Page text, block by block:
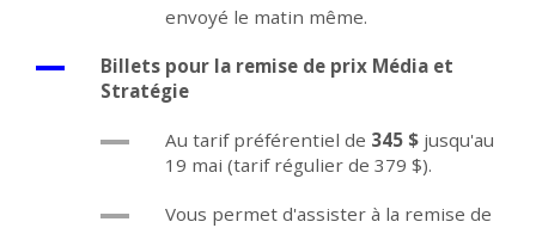
envoyé le matin même.
Billets pour la remise de prix Média et
Stratégie
Au tarif préférentiel de 345 $ jusqu'au
19 mai (tarif régulier de 379 $).
Vous permet d'assister à la remise de